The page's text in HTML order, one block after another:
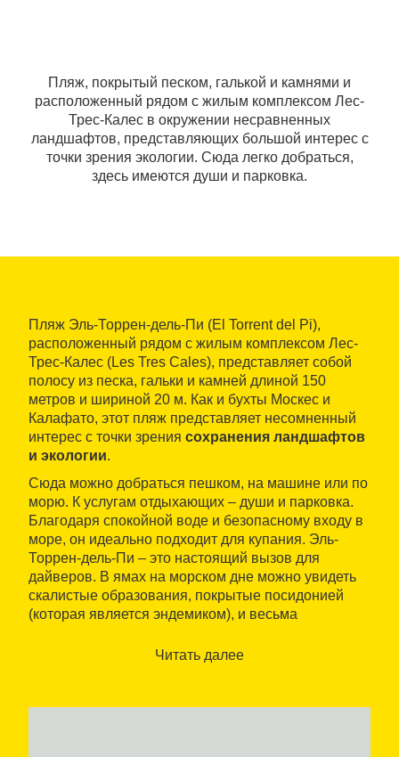
Пляж, покрытый песком, галькой и камнями и
расположенный рядом с жилым комплексом Лес-
Трес-Калес в окружении несравненных
ландшафтов, представляющих большой интерес с
точки зрения экологии. Сюда легко добраться,
здесь имеются души и парковка.
Пляж Эль-Торрен-дель-Пи (El Torrent del Pi),
расположенный рядом с жилым комплексом Лес-
Трес-Калес (Les Tres Cales), представляет собой
полосу из песка, гальки и камней длиной 150
метров и шириной 20 м. Как и бухты Москес и
Калафато, этот пляж представляет несомненный
интерес с точки зрения сохранения ландшафтов
и экологии.
Сюда можно добраться пешком, на машине или по
морю. К услугам отдыхающих – души и парковка.
Благодаря спокойной воде и безопасному входу в
море, он идеально подходит для купания. Эль-
Торрен-дель-Пи – это настоящий вызов для
дайверов. В ямах на морском дне можно увидеть
скалистые образования, покрытые посидонией
(которая является эндемиком), и весьма
Торрен-дель-Пи – это прекрасная возможность
Как и в случае прочих пляжей этого несравненного
Читать далее